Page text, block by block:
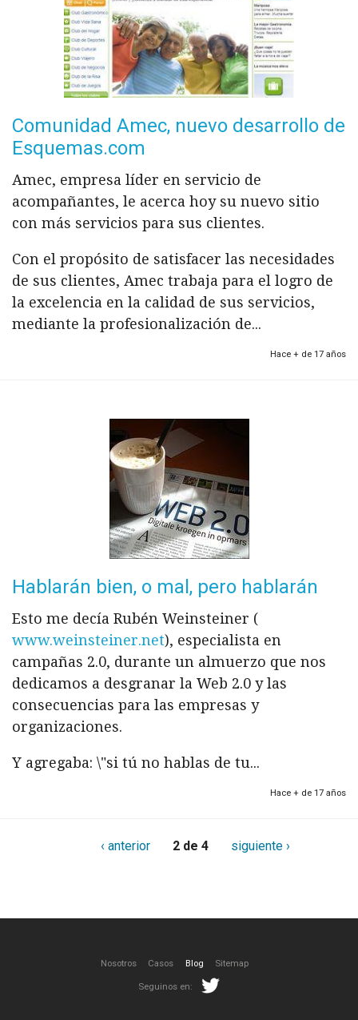
Comunidad Amec, nuevo desarrollo de
Esquemas.com
Amec, empresa líder en servicio de
acompañantes, le acerca hoy su nuevo sitio
con más servicios para sus clientes.
Con el propósito de satisfacer las necesidades
de sus clientes, Amec trabaja para el logro de
la excelencia en la calidad de sus servicios,
mediante la profesionalización de...
Hace + de 17 años
Hablarán bien, o mal, pero hablarán
Esto me decía Rubén Weinsteiner (
www.weinsteiner.net), especialista en
campañas 2.0, durante un almuerzo que nos
dedicamos a desgranar la Web 2.0 y las
consecuencias para las empresas y
organizaciones.
Y agregaba: \"si tú no hablas de tu...
Hace + de 17 años
‹ anterior 2 de 4 siguiente ›
Nosotros Casos Blog Sitemap
Seguinos en